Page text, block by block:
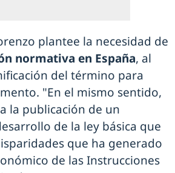
plantee la necesidad de
normativa en España, al
del término para
"En el mismo sentido,
la publicación de un
de la ley básica que
que ha generado
de las Instrucciones